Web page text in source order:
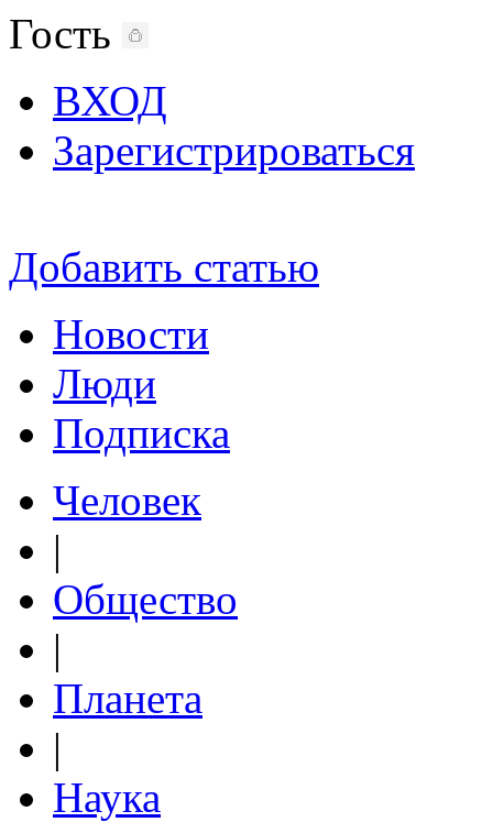
Гость
ВХОД
Зарегистрироваться
Добавить статью
Новости
Люди
Подписка
Человек
|
Общество
|
Планета
|
Наука